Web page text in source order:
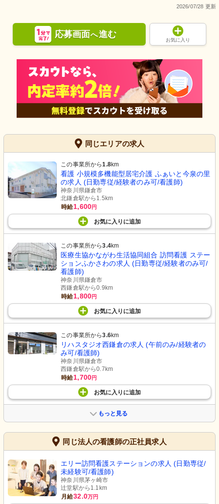
2026/07/28 更新
応募画面へ進む
お気に入り
同じエリアの求人
この事業所から1.8km
看護 小規模多機能型居宅介護 ふぁいと今泉の里
の求人 (日勤専従/経験者のみ可/看護師)
神奈川県鎌倉市
北鎌倉駅から1.5km
時給1,600円
お気に入り に追加
この事業所から3.4km
医療生協かながわ生活協同組合 訪問看護 ステー
ションふかさわの求人 (日勤専従/経験者のみ可/
看護師)
神奈川県鎌倉市
西鎌倉駅から0.9km
時給1,800円
お気に入り に追加
この事業所から3.6km
リハスタジオ西鎌倉の求人 (午前のみ/経験者の
み可/看護師)
神奈川県鎌倉市
西鎌倉駅から0.7km
時給1,700円
お気に入り に追加
もっと見る
同じ法人の看護師の正社員求人
エリー訪問看護ステーションの求人 (日勤専従/
未経験可/看護師)
神奈川県茅ヶ崎市
辻堂駅から1.1km
月給32.0万円